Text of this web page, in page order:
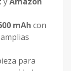
mAh con
para